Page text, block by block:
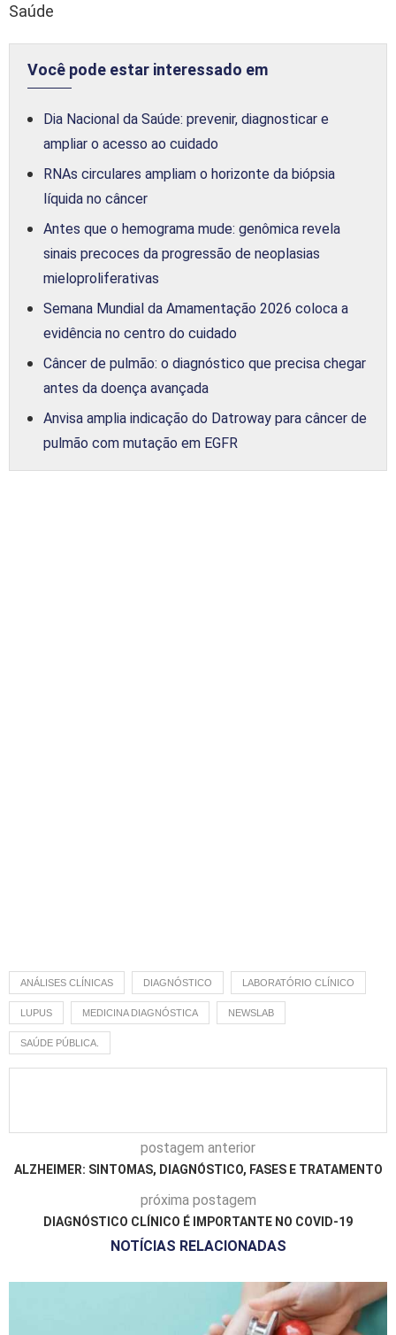
Saúde
Você pode estar interessado em
Dia Nacional da Saúde: prevenir, diagnosticar e
ampliar o acesso ao cuidado
RNAs circulares ampliam o horizonte da biópsia
líquida no câncer
Antes que o hemograma mude: genômica revela
sinais precoces da progressão de neoplasias
mieloproliferativas
Semana Mundial da Amamentação 2026 coloca a
evidência no centro do cuidado
Câncer de pulmão: o diagnóstico que precisa chegar
antes da doença avançada
Anvisa amplia indicação do Datroway para câncer de
pulmão com mutação em EGFR
ANÁLISES CLÍNICAS DIAGNÓSTICO LABORATÓRIO CLÍNICO
LUPUS MEDICINA DIAGNÓSTICA NEWSLAB
SAÚDE PÚBLICA.
postagem anterior
ALZHEIMER: SINTOMAS, DIAGNÓSTICO, FASES E TRATAMENTO
próxima postagem
DIAGNÓSTICO CLÍNICO É IMPORTANTE NO COVID-19
NOTÍCIAS RELACIONADAS